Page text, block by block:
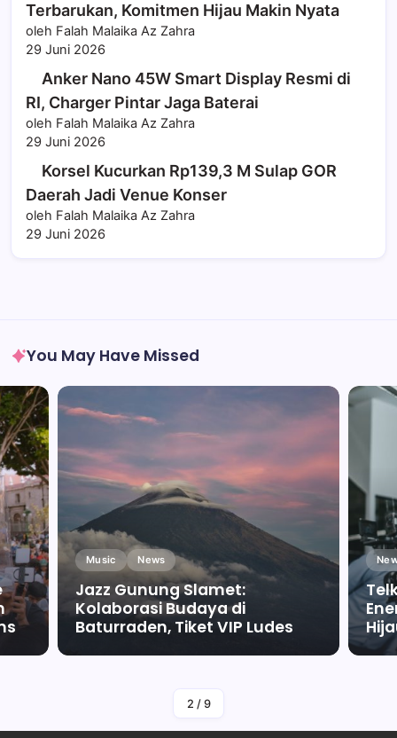
Terbarukan, Komitmen Hijau Makin Nyata
oleh Falah Malaika Az Zahra
29 Juni 2026
Anker Nano 45W Smart Display Resmi di
RI, Charger Pintar Jaga Baterai
oleh Falah Malaika Az Zahra
29 Juni 2026
Korsel Kucurkan Rp139,3 M Sulap GOR
Daerah Jadi Venue Konser
oleh Falah Malaika Az Zahra
29 Juni 2026
You May Have Missed
Music News
Jazz Gunung Slamet:
Kolaborasi Budaya di
Baturraden, Tiket VIP Ludes
By Falah Malaika Az Zahra
2 / 9